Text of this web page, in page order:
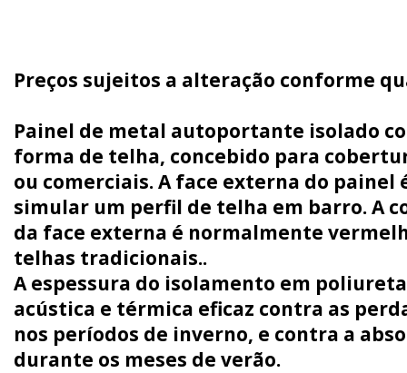
Preços sujeitos a alteração conforme
Painel de metal autoportante isolado
forma de telha, concebido para
ou comerciais. A face externa do painel
simular um perfil de telha em barro. A
da face externa é normalmente
telhas tradicionais..
A espessura do isolamento em
acústica e térmica eficaz contra as
nos períodos de inverno, e contra a
durante os meses de verão.